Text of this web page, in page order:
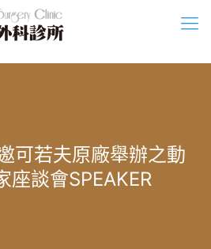
可若夫原廠舉辦之動
座談會SPEAKER